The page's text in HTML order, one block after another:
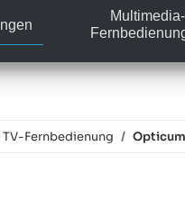
Multimedia-
Fernbedienung